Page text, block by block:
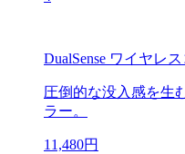
DualSense ワイヤレ
圧倒的な没入感を生
ラー。
11,480円